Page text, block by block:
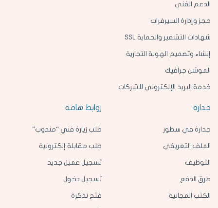
جدارة
جدارة في سطور
الملف التعريفي
التوظيف
طرق الدفع
الكتب المجانية
الدعم الفني
حجز وإدارة السيرفرات
شهادات التشفير والحماية SSL
إنشاء وتصميم الهوية التجارية
الموشن جرافيك
خدمة البريد الإلكتروني للشركات
روابط هامة
طلب زيارة فني “مندوب”
طلب مقابلة إلكترونية
تسجيل عميل جديد
تسجيل دخول
فتح تذكرة